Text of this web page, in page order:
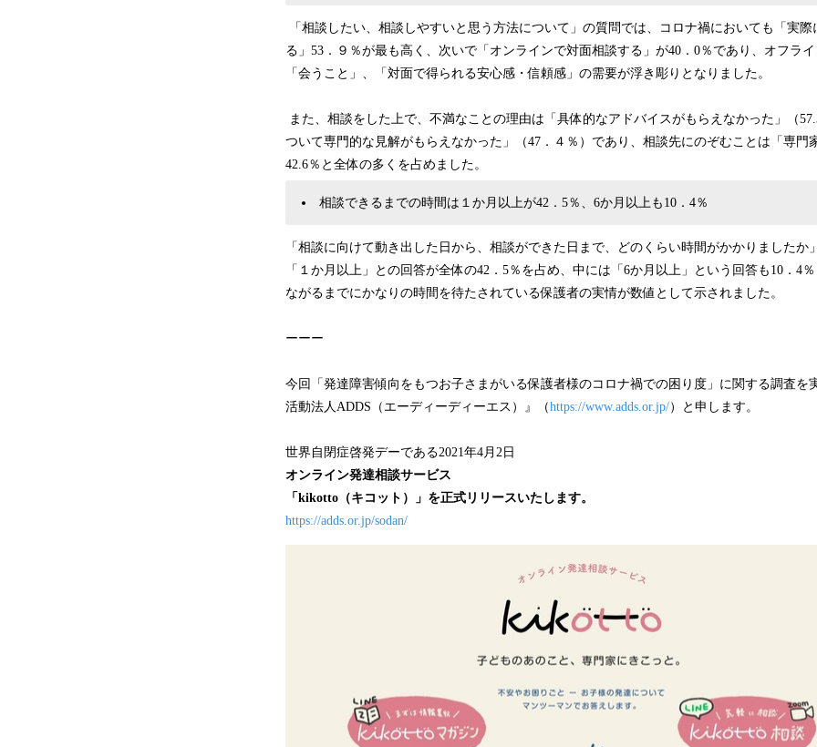
「相談したい、相談しやすいと思う方法について」の質問では、コロナ禍においても「実
る」53．９％が最も高く、次いで「オンラインで対面相談する」が40．0％であり、オフラ
「会うこと」、「対面で得られる安心感・信頼感」の需要が浮き彫りとなりました。
また、相談をした上で、不満なことの理由は「具体的なアドバイスがもらえなかった」（
ついて専門的な見解がもらえなかった」（47．４％）であり、相談先にのぞむことは「専門
42.6％と全体の多くを占めました。
相談できるまでの時間は１か月以上が42．5％、6か月以上も10．4％
「相談に向けて動き出した日から、相談ができた日まで、どのくらい時間がかかりましたか
「１か月以上」との回答が全体の42．5％を占め、中には「6か月以上」という回答も10．4
ながるまでにかなりの時間を待たされている保護者の実情が数値として示されました。
ーーー
今回「発達障害傾向をもつお子さまがいる保護者様のコロナ禍での困り度」に関する調査を
活動法人ADDS（エーディーディーエス）』（https://www.adds.or.jp/）と申します。
世界自閉症啓発デーである2021年4月2日
オンライン発達相談サービス
「kikotto（キコット）」を正式リリースいたします。
https://adds.or.jp/sodan/